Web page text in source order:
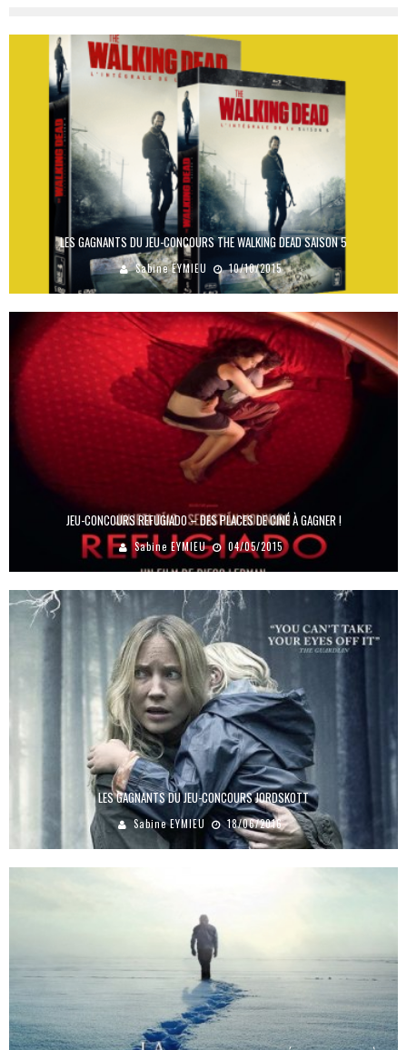
LES GAGNANTS DU JEU-CONCOURS THE WALKING DEAD SAISON 5
Sabine EYMIEU 10/10/2015
JEU-CONCOURS REFUGIADO – DES PLACES DE CINÉ À GAGNER !
Sabine EYMIEU 04/05/2015
LES GAGNANTS DU JEU-CONCOURS JORDSKOTT
Sabine EYMIEU 18/06/2016